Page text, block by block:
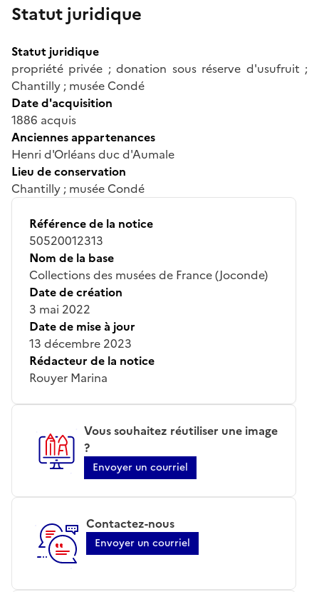
Statut juridique
Statut juridique
propriété privée ; donation sous réserve d'usufruit ;
Chantilly ; musée Condé
Date d'acquisition
1886 acquis
Anciennes appartenances
Henri d'Orléans duc d'Aumale
Lieu de conservation
Chantilly ; musée Condé
Référence de la notice
50520012313
Nom de la base
Collections des musées de France (Joconde)
Date de création
3 mai 2022
Date de mise à jour
13 décembre 2023
Rédacteur de la notice
Rouyer Marina
Vous souhaitez réutiliser une image
?
Envoyer un courriel
Contactez-nous
Envoyer un courriel